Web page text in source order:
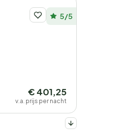
5/5
€ 401,25
v.a. prijs per nacht